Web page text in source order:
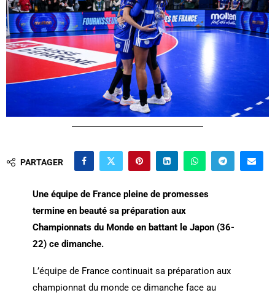
PARTAGER
Une équipe de France pleine de promesses
termine en beauté sa préparation aux
Championnats du Monde en battant le Japon (36-
22) ce dimanche.
L’équipe de France continuait sa préparation aux
championnat du monde ce dimanche face au